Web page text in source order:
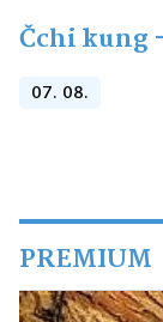
Čchi kung
07. 08.
PREMIUM